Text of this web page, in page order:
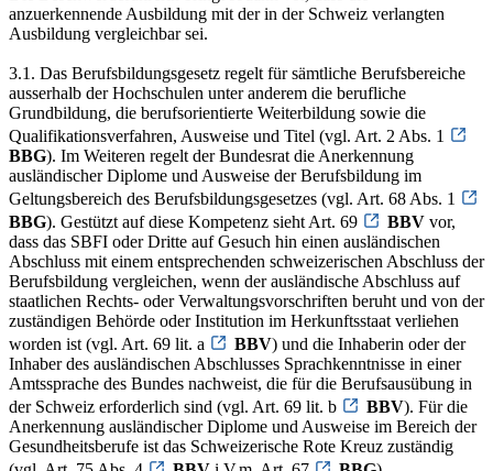
anzuerkennende Ausbildung mit der in der Schweiz verlangten
Ausbildung vergleichbar sei.
3.1. Das Berufsbildungsgesetz regelt für sämtliche Berufsbereiche
ausserhalb der Hochschulen unter anderem die berufliche
Grundbildung, die berufsorientierte Weiterbildung sowie die
Qualifikationsverfahren, Ausweise und Titel (vgl. Art. 2 Abs. 1
BBG). Im Weiteren regelt der Bundesrat die Anerkennung
ausländischer Diplome und Ausweise der Berufsbildung im
Geltungsbereich des Berufsbildungsgesetzes (vgl. Art. 68 Abs. 1
BBG). Gestützt auf diese Kompetenz sieht Art. 69 BBV vor,
dass das SBFI oder Dritte auf Gesuch hin einen ausländischen
Abschluss mit einem entsprechenden schweizerischen Abschluss der
Berufsbildung vergleichen, wenn der ausländische Abschluss auf
staatlichen Rechts- oder Verwaltungsvorschriften beruht und von der
zuständigen Behörde oder Institution im Herkunftsstaat verliehen
worden ist (vgl. Art. 69 lit. a
BBV) und die Inhaberin oder der
Inhaber des ausländischen Abschlusses Sprachkenntnisse in einer
Amtssprache des Bundes nachweist, die für die Berufsausübung in
der Schweiz erforderlich sind (vgl. Art. 69 lit. b
BBV). Für die
Anerkennung ausländischer Diplome und Ausweise im Bereich der
Gesundheitsberufe ist das Schweizerische Rote Kreuz zuständig